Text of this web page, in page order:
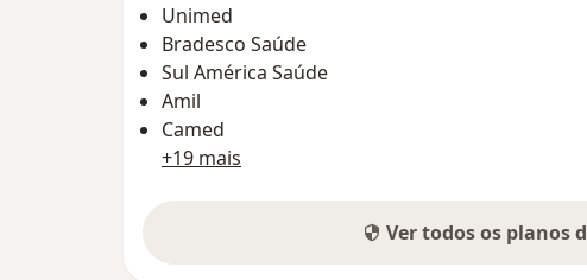
Unimed
Bradesco Saúde
Sul América Saúde
Amil
Camed
+19 mais
Ver todos os planos